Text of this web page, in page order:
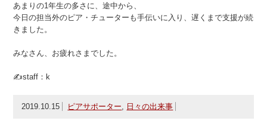
あまりの1年生の多さに、途中から、
今日の担当外のピア・チューターも手伝いに入り、遅くまで支援が続
きました。
みなさん、お疲れさまでした。
✍staff：k
2019.10.15 ピアサポーター 日々の出来事